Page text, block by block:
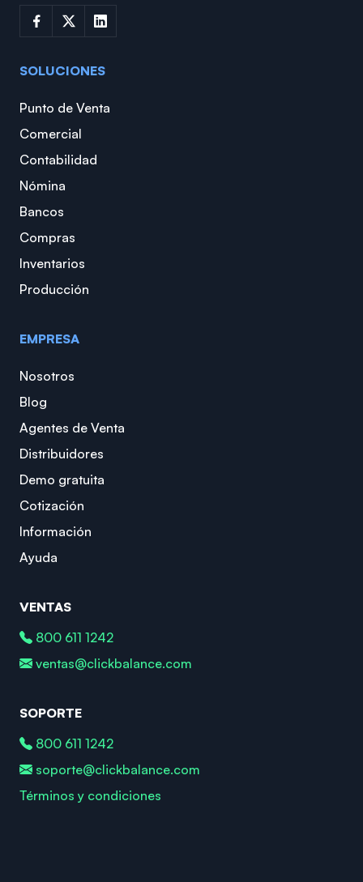
SOLUCIONES
Punto de Venta
Comercial
Contabilidad
Nómina
Bancos
Compras
Inventarios
Producción
EMPRESA
Nosotros
Blog
Agentes de Venta
Distribuidores
Demo gratuita
Cotización
Información
Ayuda
VENTAS
800 611 1242
ventas@clickbalance.com
SOPORTE
800 611 1242
soporte@clickbalance.com
Términos y condiciones